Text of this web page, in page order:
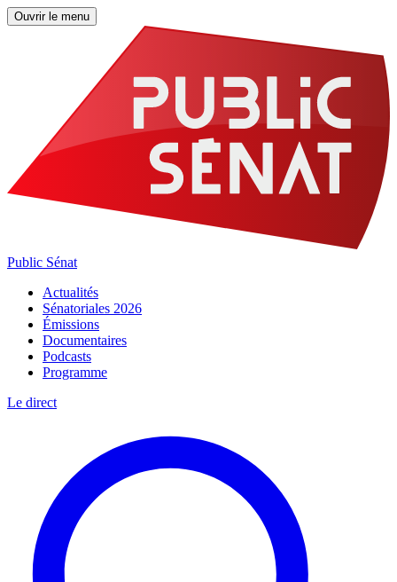
Ouvrir le menu
Public Sénat
Actualités
Sénatoriales 2026
Émissions
Documentaires
Podcasts
Programme
Le direct